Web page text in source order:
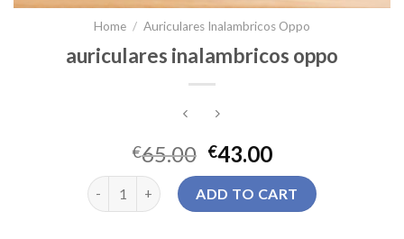
Home / Auriculares Inalambricos Oppo
auriculares inalambricos oppo
€65.00 €43.00
auriculares inalambricos oppo quantity
ADD TO CART